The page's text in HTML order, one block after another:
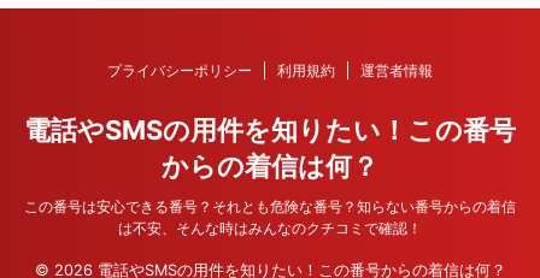
プライバシーポリシー 利用規約 運営者情報
電話やSMSの用件を知りたい！この番号
からの着信は何？
この番号は安心できる番号？それとも危険な番号？知らない番号からの着信
は不安、そんな時はみんなのクチコミで確認！
© 2026 電話やSMSの用件を知りたい！この番号からの着信は何？